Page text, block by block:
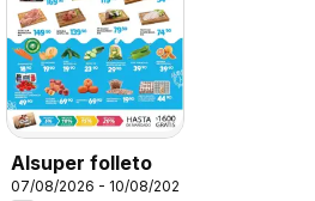
Alsuper folleto
07/08/2026 - 10/08/2026